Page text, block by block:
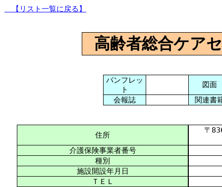
【リスト一覧に戻る】
高齢者総合ケア
パンフレッ
ト
図面
会報誌
関連書
住所
〒
介護保険事業者番号
種別
施設開設年月日
ＴＥＬ